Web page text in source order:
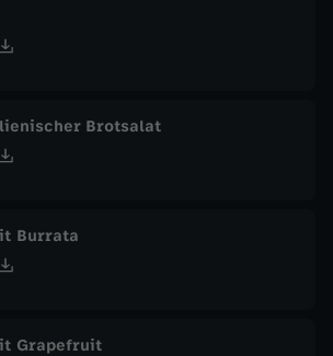
Brotsalat
Burrata
Grapefruit